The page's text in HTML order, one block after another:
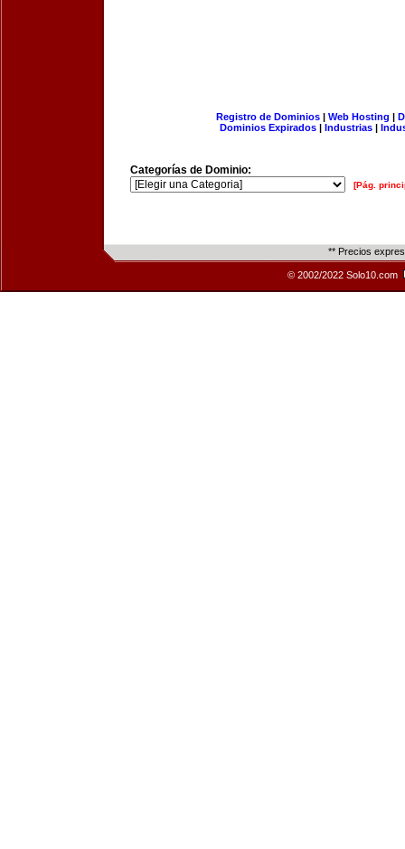
Registro de Dominios| Web Hosting |
Dominios Expirados | Industrias |
Categorías de Dominio:
[Pág.
** Precios
© 2002/2022 Solo10.com